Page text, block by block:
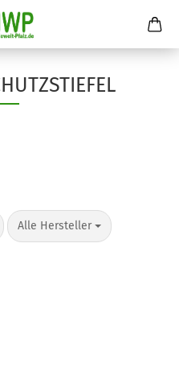
Alle Hersteller
pro Seite